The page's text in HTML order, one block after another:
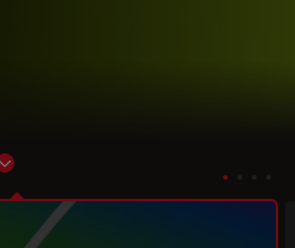
subnavigation